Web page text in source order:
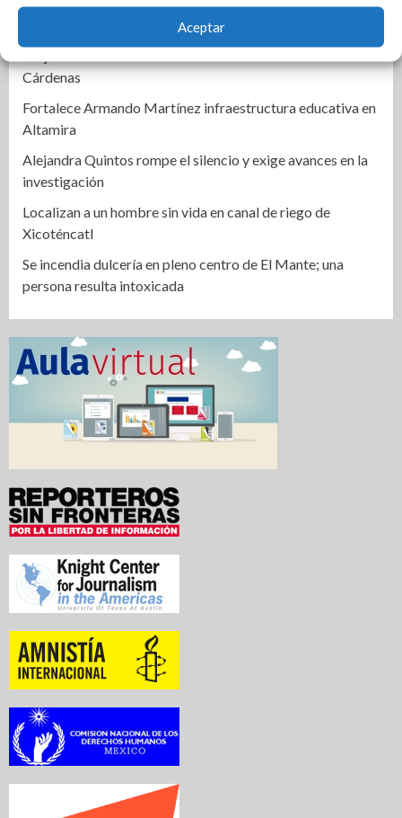
Aceptar
Alertan por clima extremo en Tamaulipas
Cárdenas
Fortalece Armando Martínez infraestructura educativa en
Altamira
Alejandra Quintos rompe el silencio y exige avances en la
investigación
Localizan a un hombre sin vida en canal de riego de
Xicoténcatl
Se incendia dulcería en pleno centro de El Mante; una
persona resulta intoxicada